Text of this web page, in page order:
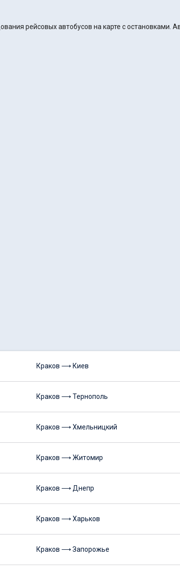
рейсовых автобусов на карте с остановками.
Краков ⟶ Киев
Краков ⟶ Тернополь
Краков ⟶ Хмельницкий
Краков ⟶ Житомир
Краков ⟶ Днепр
Краков ⟶ Харьков
Краков ⟶ Запорожье